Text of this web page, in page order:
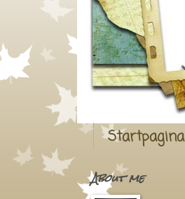
Startpagina
About me